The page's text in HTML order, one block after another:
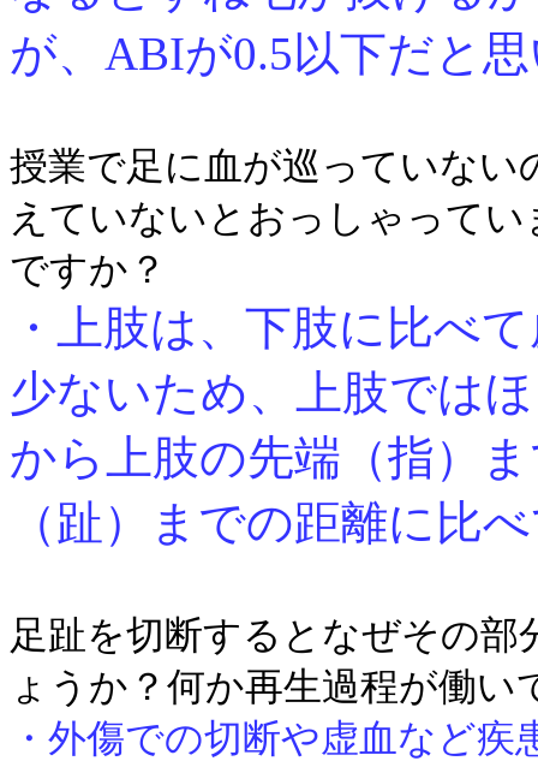
が、ABIが0.5以下だと
授業で足に血が巡っていな
えていないとおっしゃって
ですか？
・上肢は、下肢に比べ
少ないため、上肢では
から上肢の先端（指）
（趾）までの距離に比
足趾を切断するとなぜその
ょうか？何か再生過程が働い
・外傷での切断や虚血など